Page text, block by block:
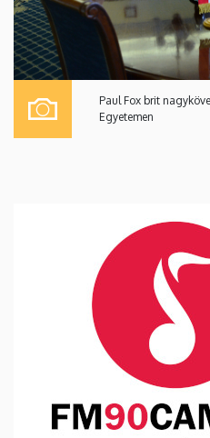
Paul Fox brit
Egyetemen